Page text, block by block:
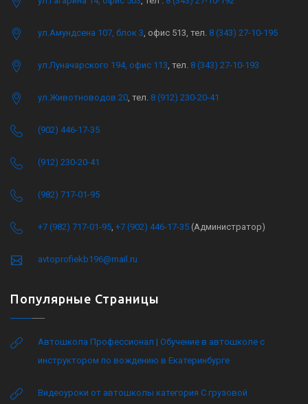
ул.Амундсена 107, блок 3 , офис 513, тел. 8 (343) 27-10-195
ул.Луначарского 194, офис 113 , тел. 8 (343) 27-10-193
ул.Животноводов 20 , тел. 8 (912) 230-20-41
(902) 446-17-35
(912) 230-20-41
(982) 717-01-95
+7 (982) 717-01-95 +7 (902) 446-17-35 (Администратор)
avtoprofiekb196@mail.ru
Популярные Страницы
Автошкола Профессионал | Обучение в автошколе с
инструктором по вождению в Екатеринбурге
Видеоуроки от автошколы категория C грузовой